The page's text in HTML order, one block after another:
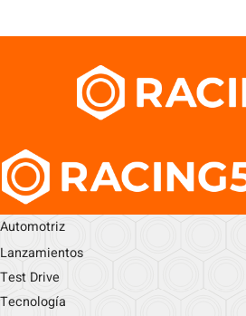
Automotriz
Lanzamientos
Test Drive
Tecnología